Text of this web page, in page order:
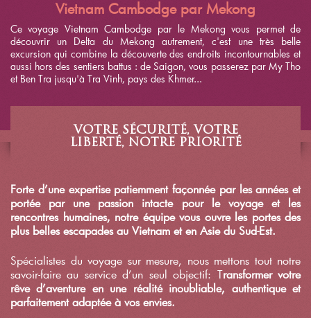
Vietnam Cambodge par Mekong
Ce voyage Vietnam Cambodge par le Mekong vous permet de
découvrir un Delta du Mekong autrement, c'est une très belle
excursion qui combine la découverte des endroits incontournables et
aussi hors des sentiers battus : de Saigon, vous passerez par My Tho
et Ben Tra jusqu'à Tra Vinh, pays des Khmer...
VOTRE SÉCURITÉ, VOTRE
LIBERTÉ, NOTRE PRIORITÉ
Forte d’une expertise patiemment façonnée par les années et
portée par une passion intacte pour le voyage et les
rencontres humaines, notre équipe vous ouvre les portes des
plus belles escapades au Vietnam et en Asie du Sud-Est.
Spécialistes du voyage sur mesure, nous mettons tout notre
savoir-faire au service d’un seul objectif: Transformer votre
rêve d’aventure en une réalité inoubliable, authentique et
parfaitement adaptée à vos envies.